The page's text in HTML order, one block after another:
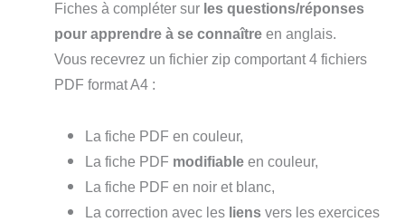
Fiches à compléter sur les questions/réponses
pour apprendre à se connaître en anglais.
Vous recevrez un fichier zip comportant 4 fichiers
PDF format A4 :
La fiche PDF en couleur,
La fiche PDF modifiableen couleur,
La fiche PDF en noir et blanc,
La correction avec les liens vers les exercices